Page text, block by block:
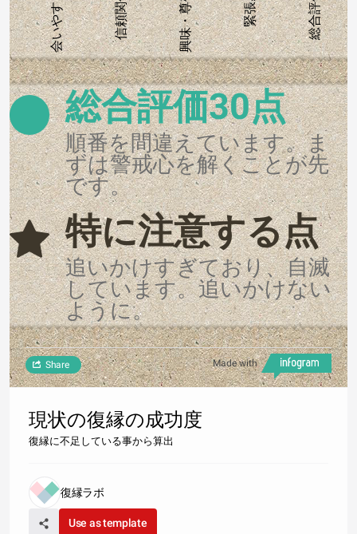
会いやすさ 信頼関係 興味・尊敬 緊張感 総合評価
総合評価30点
順番を間違えています。ま
ずは警戒心を解くことが先
です。
特に注意する点
追いかけすぎており、自滅
しています。追いかけない
ように。
Made with
Share
現状の復縁の成功度
復縁に不足している事から算出
復縁ラボ
Use as template